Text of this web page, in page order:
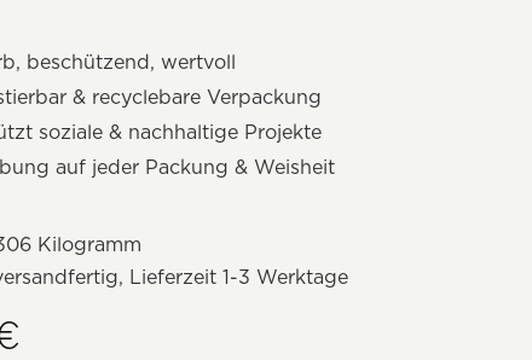
beschützend, wertvoll
& recyclebare Verpackung
soziale & nachhaltige Projekte
auf jeder Packung & Weisheit
Kilogramm
Lieferzeit 1-3 Werktage